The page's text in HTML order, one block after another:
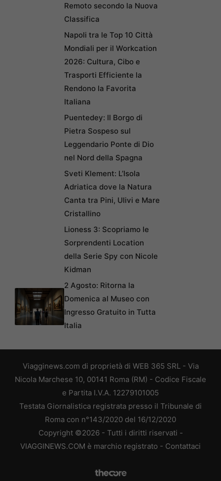
Remoto secondo la Nuova
Classifica
Napoli tra le Top 10 Città
Mondiali per il Workcation
2026: Cultura, Cibo e
Trasporti Efficiente la
Rendono la Favorita
Italiana
Puentedey: Il Borgo di
Pietra Sospeso sul
Leggendario Ponte di Dio
nel Nord della Spagna
Sveti Klement: L’Isola
Adriatica dove la Natura
Canta tra Pini, Ulivi e Mare
Cristallino
Lioness 3: Scopriamo le
Sorprendenti Location
della Serie Spy con Nicole
Kidman
2 Agosto: Ritorna la
Domenica al Museo con
Ingresso Gratuito in Tutta
Italia
Viagginews.com di proprietà di WEB 365 SRL - Via
Nicola Marchese 10, 00141 Roma (RM) - Codice Fiscale
e Partita I.V.A. 12279101005
Testata Giornalistica registrata presso il Tribunale di
Roma con n°143/2020 del 16/12/2020
Copyright ©2026 - Tutti i diritti riservati -
VIAGGINEWS.COM è marchio registrato - Contattaci